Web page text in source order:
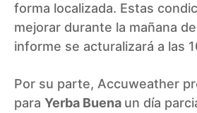
forma localizada. Estas
mejorar durante la mañana
informe se acturalizará a las
Por su parte, Accuweather
para Yerba Buena un día